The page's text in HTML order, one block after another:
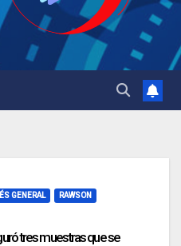
GENERAL RAWSON
tres muestras que se